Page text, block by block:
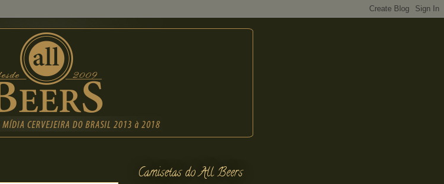
Camisetas do All Beers